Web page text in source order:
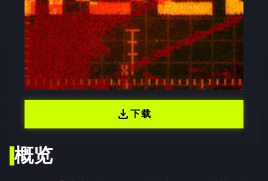
概览
download下载